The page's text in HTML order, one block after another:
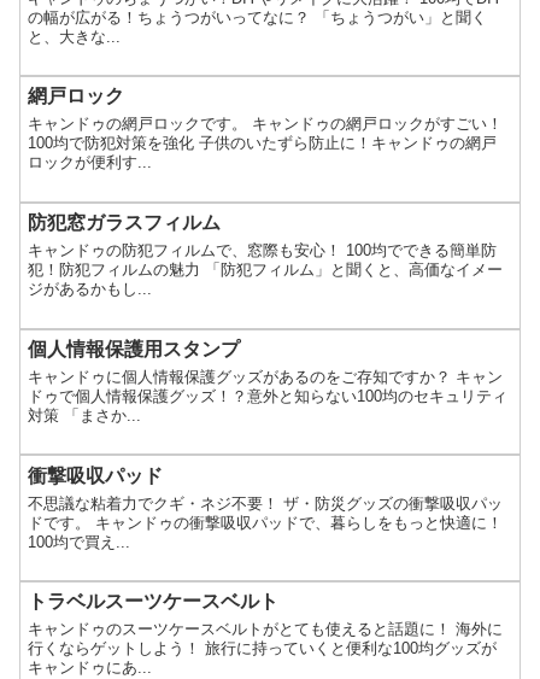
の幅が広がる！ちょうつがいってなに？ 「ちょうつがい」と聞く
と、大きな...
網戸ロック
キャンドゥの網戸ロックです。 キャンドゥの網戸ロックがすごい！
100均で防犯対策を強化 子供のいたずら防止に！キャンドゥの網戸
ロックが便利す...
防犯窓ガラスフィルム
キャンドゥの防犯フィルムで、窓際も安心！ 100均でできる簡単防
犯！防犯フィルムの魅力 「防犯フィルム」と聞くと、高価なイメー
ジがあるかもし...
個人情報保護用スタンプ
キャンドゥに個人情報保護グッズがあるのをご存知ですか？ キャン
ドゥで個人情報保護グッズ！？意外と知らない100均のセキュリティ
対策 「まさか...
衝撃吸収パッド
不思議な粘着力でクギ・ネジ不要！ ザ・防災グッズの衝撃吸収パッ
ドです。 キャンドゥの衝撃吸収パッドで、暮らしをもっと快適に！
100均で買え...
トラベルスーツケースベルト
キャンドゥのスーツケースベルトがとても使えると話題に！ 海外に
行くならゲットしよう！ 旅行に持っていくと便利な100均グッズが
キャンドゥにあ...